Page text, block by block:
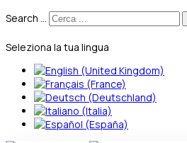
Search ...
Seleziona la tua lingua